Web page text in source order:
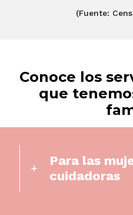
(Fuente:
Conoce los
que
Para las
cuidadoras